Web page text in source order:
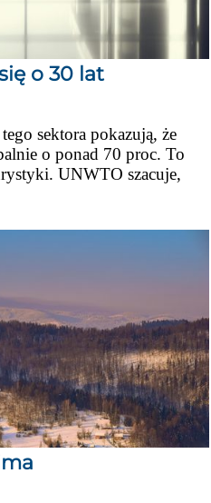
o 30 lat
sektora pokazują, że
o ponad 70 proc. To
UNWTO szacuje,